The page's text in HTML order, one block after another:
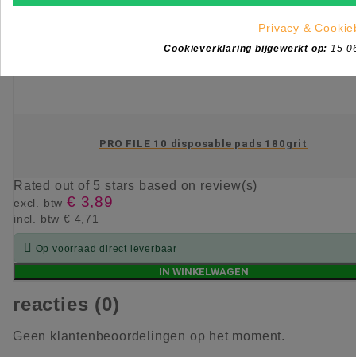
PRO FILE 10 disposable pads 180grit
Rated out of 5 stars based on review(s)
excl. btw € 3,89
incl. btw € 4,71
 Op voorraad direct leverbaar
IN WINKELWAGEN
reacties (0)
Geen klantenbeoordelingen op het moment.
Privacy &
Cookieverklaring bijgewerkt op: 15-